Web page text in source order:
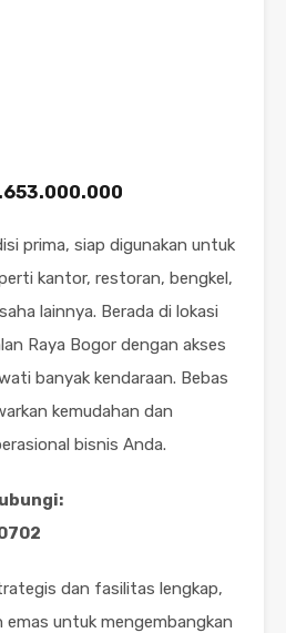
prima, siap digunakan untuk
kantor, restoran, bengkel,
lainnya. Berada di lokasi
Raya Bogor dengan akses
banyak kendaraan. Bebas
kemudahan dan
bisnis Anda.
dan fasilitas lengkap,
emas untuk mengembangkan